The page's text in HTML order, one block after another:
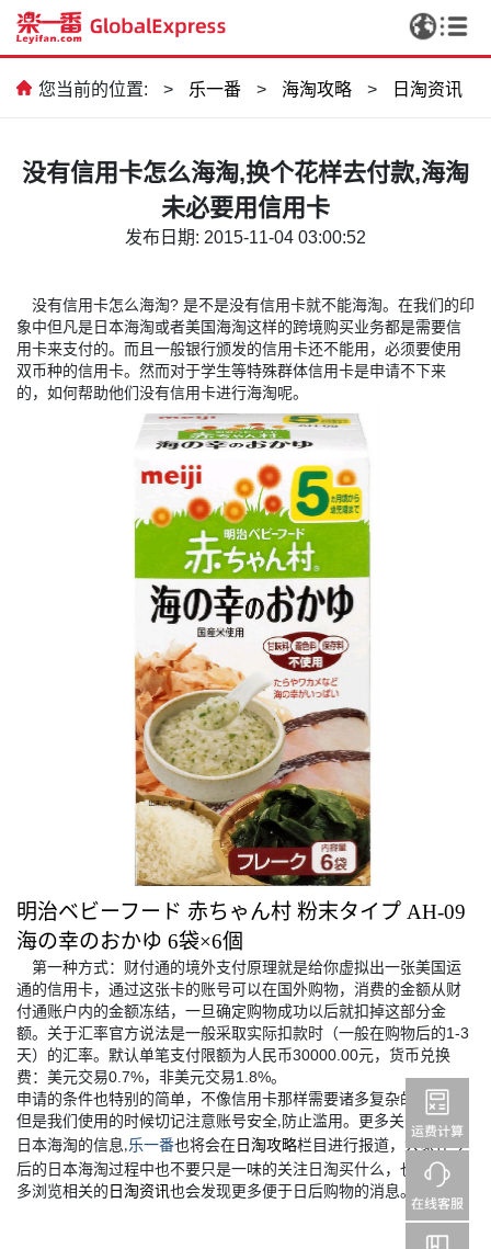
您当前的位置: > 乐一番 > 海淘攻略 > 日淘资讯
没有信用卡怎么海淘,换个花样去付款,海淘
未必要用信用卡
发布日期: 2015-11-04 03:00:52
没有信用卡怎么海淘? 是不是没有信用卡就不能海淘。在我们的印
象中但凡是日本海淘或者美国海淘这样的跨境购买业务都是需要信
用卡来支付的。而且一般银行颁发的信用卡还不能用，必须要使用
双币种的信用卡。然而对于学生等特殊群体信用卡是申请不下来
的，如何帮助他们没有信用卡进行海淘呢。
明治ベビーフード 赤ちゃん村 粉末タイプ AH-09
海の幸のおかゆ 6袋×6個
第一种方式：财付通的境外支付原理就是给你虚拟出一张美国运
通的信用卡，通过这张卡的账号可以在国外购物，消费的金额从财
付通账户内的金额冻结，一旦确定购物成功以后就扣掉这部分金
额。关于汇率官方说法是一般采取实际扣款时（一般在购物后的1-3
天）的汇率。默认单笔支付限额为人民币30000.00元，货币兑换
费：美元交易0.7%，非美元交易1.8%。
申请的条件也特别的简单，不像信用卡那样需要诸多复杂的要求。
但是我们使用的时候切记注意账号安全, 防止滥用。更多关于信用卡
日本海淘的信息,乐一番也将会在 日淘攻略栏目进行报道，大家在今
后的日本海淘过程中也不要只是一味的关注日淘买什么，也应该多
多浏览相关的 日淘资讯也会发现更多便于日后购物的消息。